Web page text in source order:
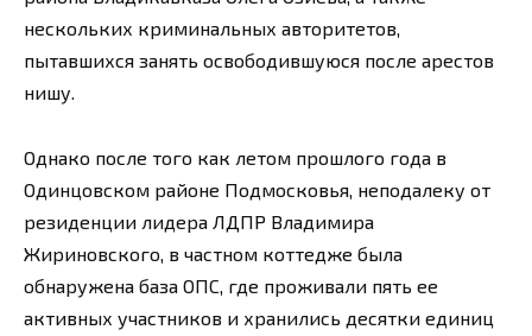
нескольких криминальных авторитетов,
пытавшихся занять освободившуюся после арестов
нишу.
Однако после того как летом прошлого года в
Одинцовском районе Подмосковья, неподалеку от
резиденции лидера ЛДПР Владимира
Жириновского, в частном коттедже была
обнаружена база ОПС, где проживали пять ее
активных участников и хранились десятки единиц